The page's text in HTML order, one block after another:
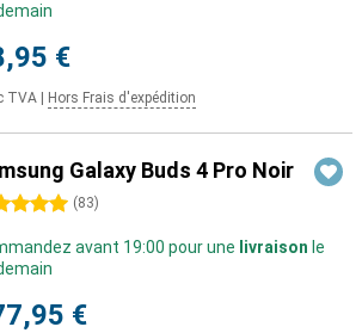
€
TVA Hors Frais d'expédition
Galaxy Buds 4 Pro Noir
(83)
avant 19:00 pour une livraison le
€